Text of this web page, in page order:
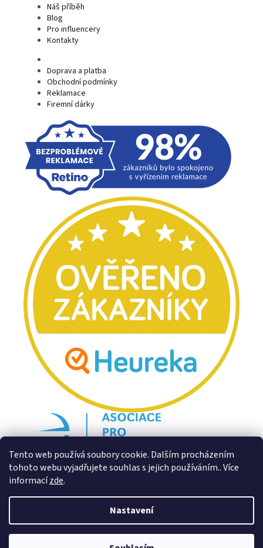
Tento web používá soubory cookie. Dalším procházením
tohoto webu vyjadřujete souhlas s jejich používáním.. Více
informacízde.
Nastavení
Náš příběh
Blog
Pro influencery
Kontakty
Doprava a platba
Obchodní podmínky
Reklamace
Firemní dárky